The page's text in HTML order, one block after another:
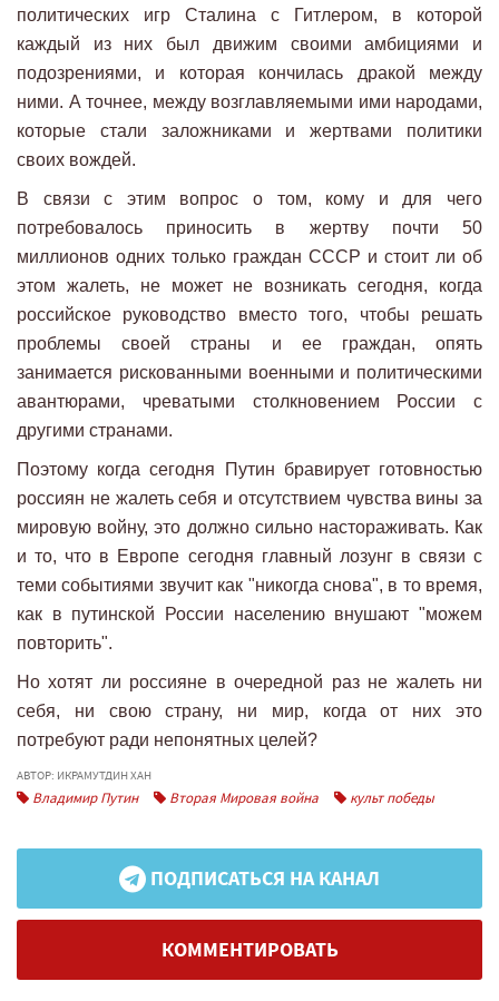
политических игр Сталина с Гитлером, в которой
каждый из них был движим своими амбициями и
подозрениями, и которая кончилась дракой между
ними. А точнее, между возглавляемыми ими народами,
которые стали заложниками и жертвами политики
своих вождей.
В связи с этим вопрос о том, кому и для чего
потребовалось приносить в жертву почти 50
миллионов одних только граждан СССР и стоит ли об
этом жалеть, не может не возникать сегодня, когда
российское руководство вместо того, чтобы решать
проблемы своей страны и ее граждан, опять
занимается рискованными военными и политическими
авантюрами, чреватыми столкновением России с
другими странами.
Поэтому когда сегодня Путин бравирует готовностью
россиян не жалеть себя и отсутствием чувства вины за
мировую войну, это должно сильно настораживать. Как
и то, что в Европе сегодня главный лозунг в связи с
теми событиями звучит как "никогда снова", в то время,
как в путинской России населению внушают "можем
повторить".
Но хотят ли россияне в очередной раз не жалеть ни
себя, ни свою страну, ни мир, когда от них это
потребуют ради непонятных целей?
АВТОР: ИКРАМУТДИН ХАН
Владимир Путин Вторая Мировая война культ победы
ПОДПИСАТЬСЯ НА КАНАЛ
КОММЕНТИРОВАТЬ